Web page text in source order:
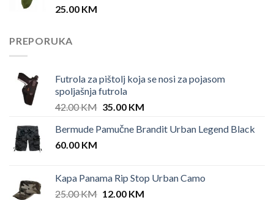
25.00 KM
PREPORUKA
Futrola za pištolj koja se nosi za pojasom
spoljašnja futrola
42.00KM Original
was:
35.00 KMCurrent
is:
Bermude Pamučne Brandit Urban Legend Black
60.00 KM
Kapa Panama Rip Stop Urban Camo
25.00KM Original
12.00 KMCurrent